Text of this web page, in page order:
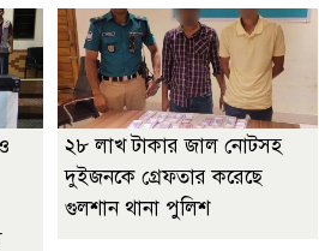
২৮ লাখ টাকার জাল নোটসহ
দুইজনকে গ্রেফতার করেছে
গুলশান থানা পুলিশ